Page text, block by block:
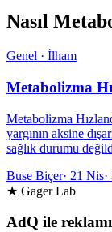
Nasıl
Genel · İlham
Metabolizma
Metabolizma
yargının aksine
sağlık durumu
Buse Biçer· 21 Nis·
★ Gager Lab
AdQ ile